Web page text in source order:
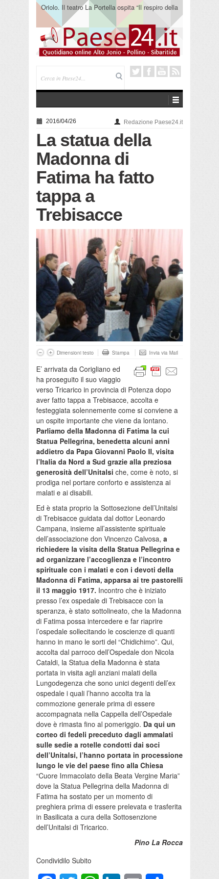
Oriolo. Il teatro La Portella ospita “Il respiro della
terra” del collettivo 365
2016/04/26 Redazione Paese24.it
La statua della
Madonna di
Fatima ha fatto
tappa a
Trebisacce
Dimensioni testo Stampa Invia via Mail
E’ arrivata da Corigliano ed
ha proseguito il suo viaggio
verso Tricarico in provincia di Potenza dopo
aver fatto tappa a Trebisacce, accolta e
festeggiata solennemente come si conviene a
un ospite importante che viene da lontano.
Parliamo della Madonna di Fatima la cui
Statua Pellegrina, benedetta alcuni anni
addietro da Papa Giovanni Paolo II, visita
l’Italia da Nord a Sud grazie alla preziosa
generosità dell’Unitalsi che, come è noto, si
prodiga nel portare conforto e assistenza ai
malati e ai disabili.
Ed è stata proprio la Sottosezione dell’Unitalsi
di Trebisacce guidata dal dottor Leonardo
Campana, insieme all’assistente spirituale
dell’associazione don Vincenzo Calvosa, a
richiedere la visita della Statua Pellegrina e
ad organizzare l’accoglienza e l’incontro
spirituale con i malati e con i devoti della
Madonna di Fatima, apparsa ai tre pastorelli
il 13 maggio 1917. Incontro che è iniziato
presso l’ex ospedale di Trebisacce con la
speranza, è stato sottolineato, che la Madonna
di Fatima possa intercedere e far riaprire
l’ospedale sollecitando le coscienze di quanti
hanno in mano le sorti del “Chidichimo”. Qui,
accolta dal parroco dell’Ospedale don Nicola
Cataldi, la Statua della Madonna è stata
portata in visita agli anziani malati della
Lungodegenza che sono unici degenti dell’ex
ospedale i quali l’hanno accolta tra la
commozione generale prima di essere
accompagnata nella Cappella dell’Ospedale
dove è rimasta fino al pomeriggio. Da qui un
corteo di fedeli preceduto dagli ammalati
sulle sedie a rotelle condotti dai soci
dell’Unitalsi, l’hanno portata in processione
lungo le vie del paese fino alla Chiesa
“Cuore Immacolato della Beata Vergine Maria”
dove la Statua Pellegrina della Madonna di
Fatima ha sostato per un momento di
preghiera prima di essere prelevata e trasferita
in Basilicata a cura della Sottosenzione
dell’Unitalsi di Tricarico.
Pino La Rocca
Condividilo Subito